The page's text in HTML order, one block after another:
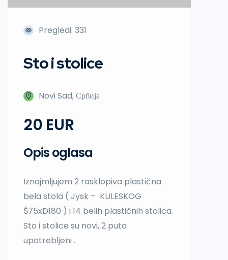
Pregledi: 331
Sto i stolice
Novi Sad, Србија
20
Opis oglasa
Iznajmljujem 2 rasklopiva plastična
bela stola ( Jysk – KULESKOG
Š75xD180 ) i 14 belih plastičnih stolica.
Sto i stolice su novi, 2 puta
upotrebljeni .